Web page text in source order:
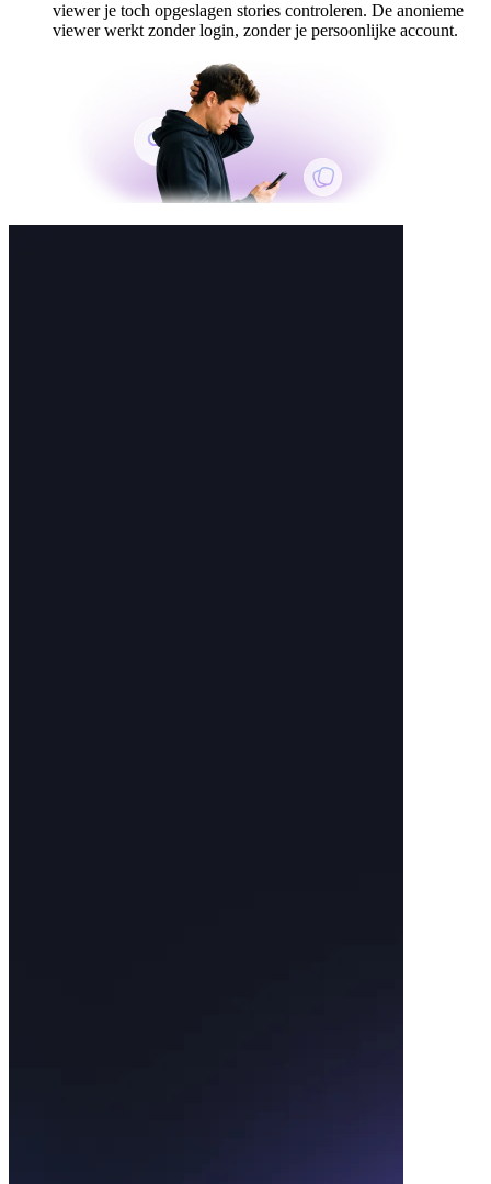
viewer je toch opgeslagen stories controleren. De anonieme
viewer werkt zonder login, zonder je persoonlijke account.